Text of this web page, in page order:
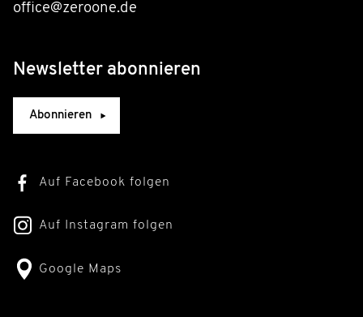
office@zeroone.de
Newsletter abonnieren
Abonnieren
Auf Facebook folgen
Auf Instagram folgen
Google Maps